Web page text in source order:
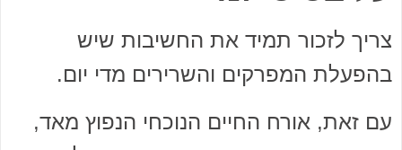
צריך לזכור תמיד את החשיבות שיש
בהפעלת המפרקים והשרירים מדי יום.
עם זאת, אורח החיים הנוכחי הנפוץ מאד,